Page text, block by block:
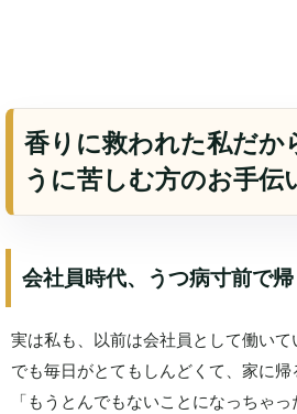
香りに救われた私だか
うに苦しむ方のお手伝
会社員時代、うつ病寸前で
実は私も、以前は会社員として働いて
でも毎日がとてもしんどくて、家に帰
「もうとんでもないことになっちゃっ